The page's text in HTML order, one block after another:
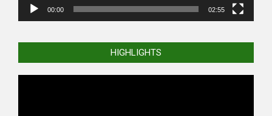
00:00 02:55
HIGHLIGHTS